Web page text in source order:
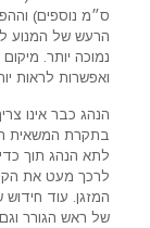
ס״מ נוספים)
הרעש של המנוע
נמוכה יותר.
ואפשרות לראות
הנהג כבר אינו
בתקרת המשאית
לתא הנהג תוך
לרכך מעט את
המזגן. עוד
של ראש הגורר